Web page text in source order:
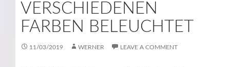
VERSCHIEDENEN
FARBEN BELEUCHTET
11/03/2019 WERNER LEAVE A COMMENT